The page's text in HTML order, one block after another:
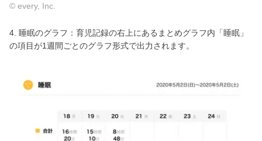
© every, Inc.
4. 睡眠のグラフ：育児記録の右上にあるまとめグラフ内「睡眠」
の項目が1週間ごとのグラフ形式で出力されます。